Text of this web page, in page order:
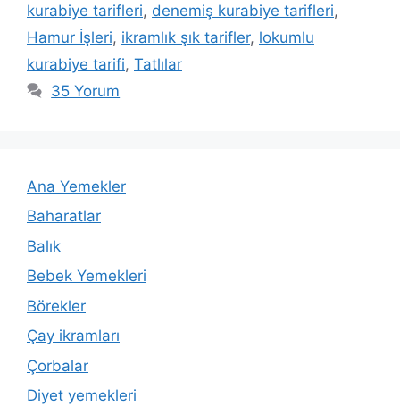
kurabiye tarifleri, denemiş kurabiye tarifleri,
Hamur İşleri, ikramlık şık tarifler, lokumlu
kurabiye tarifi, Tatlılar
35 Yorum
Ana Yemekler
Baharatlar
Balık
Bebek Yemekleri
Börekler
Çay ikramları
Çorbalar
Diyet yemekleri